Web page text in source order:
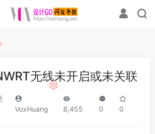
无线未开启或未关联
VoxHuang 8,455 0 0
❆